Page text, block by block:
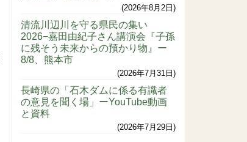
2026年8月2日
清流川辺川を守る県民の集い
2026−嘉田由紀子さん講演会『子孫
に残そう未来からの預かり物』ー
8/8、熊本市
2026年7月31日
長崎県の「石木ダムに係る有識者
の意見を聞く場」ーYouTube動画
と資料
2026年7月29日